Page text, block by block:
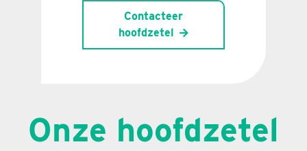
Contacteer
hoofdzetel
Onze hoofdzetel